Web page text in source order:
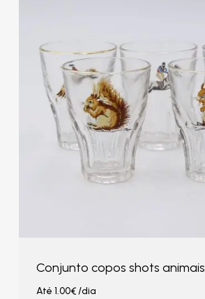
Conjunto copos shots animais
Até 1.00€/dia